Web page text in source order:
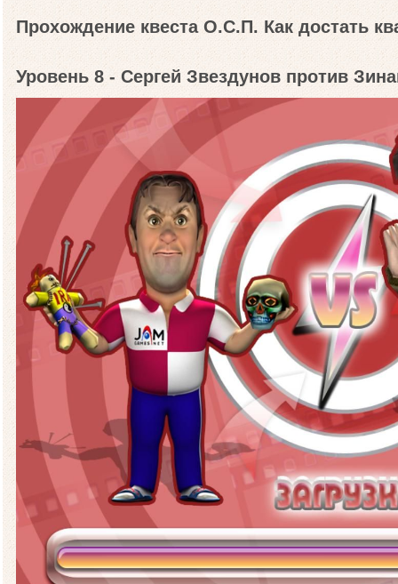
Прохождение квеста О.С.П. Как достать
Уровень 8 - Сергей Звездунов против